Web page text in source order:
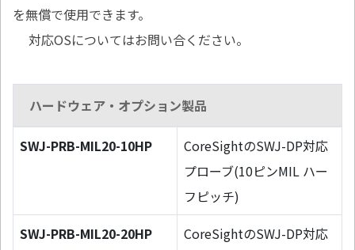
を無償で使用できます。
対応OSについてはお問い合ください。
ハードウェア・オプション製品
SWJ-PRB-MIL20-10HP
CoreSightのSWJ-DP対応
プローブ(10ピンMIL ハー
フピッチ)
SWJ-PRB-MIL20-20HP
CoreSightのSWJ-DP対応